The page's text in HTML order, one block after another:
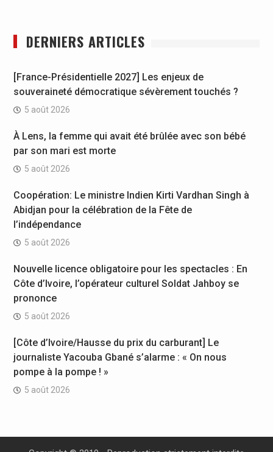
DERNIERS ARTICLES
[France-Présidentielle 2027] Les enjeux de
souveraineté démocratique sévèrement touchés ?
5 août 2026
À Lens, la femme qui avait été brûlée avec son bébé
par son mari est morte
5 août 2026
Coopération: Le ministre Indien Kirti Vardhan Singh à
Abidjan pour la célébration de la Fête de
l’indépendance
5 août 2026
Nouvelle licence obligatoire pour les spectacles : En
Côte d’Ivoire, l’opérateur culturel Soldat Jahboy se
prononce
5 août 2026
[Côte d’Ivoire/Hausse du prix du carburant] Le
journaliste Yacouba Gbané s’alarme : « On nous
pompe à la pompe ! »
5 août 2026